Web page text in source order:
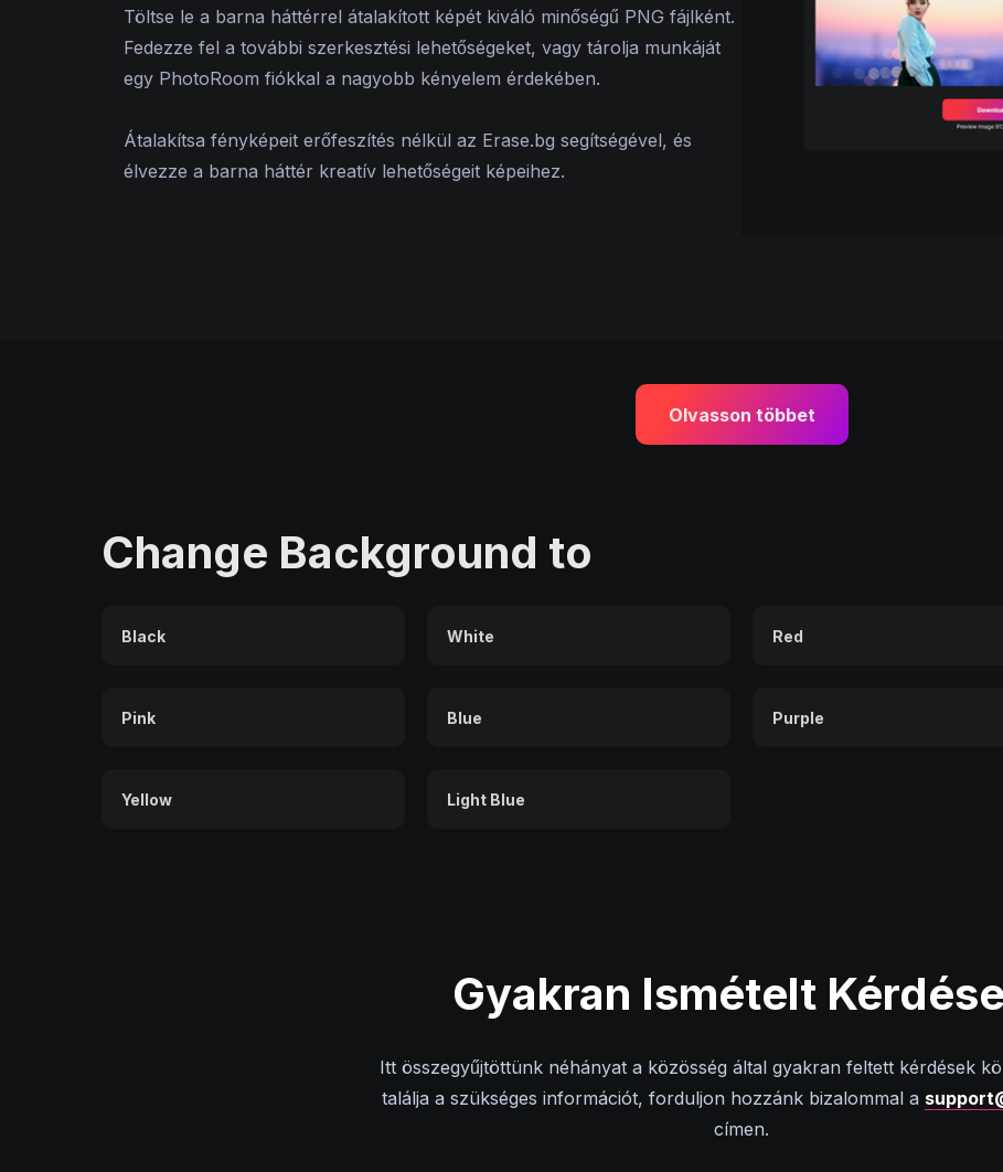
Töltse le a barna háttérrel átalakított képét kiváló minőségű PNG fájlként.
Fedezze fel a további szerkesztési lehetőségeket, vagy tárolja munkáját
egy PhotoRoom fiókkal a nagyobb kényelem érdekében.
Átalakítsa fényképeit erőfeszítés nélkül az Erase.bg segítségével, és
élvezze a barna háttér kreatív lehetőségeit képeihez.
Olvasson többet
Change Background to
Black White Red
Pink Blue Purple
Yellow Light Blue
Gyakran Ismételt
Itt összegyűjtöttünk néhányat a közösség által gyakran feltett kérdések
találja a szükséges információt, forduljon hozzánk bizalommal a
címen.